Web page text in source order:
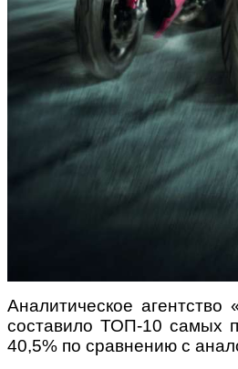
Аналитическое
составило ТОП-10 самых
40,5% по сравнению с